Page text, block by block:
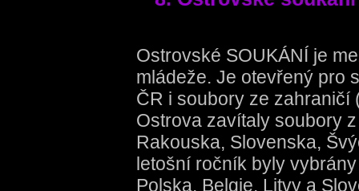
Ostrovské SOUKÁNÍ je
mládeže. Je otevřený pro
ČR i soubory ze
Ostrova zavítaly soubory
Rakouska, Slovenska,
letošní ročník byly
Polska, Belgie, Litvy a